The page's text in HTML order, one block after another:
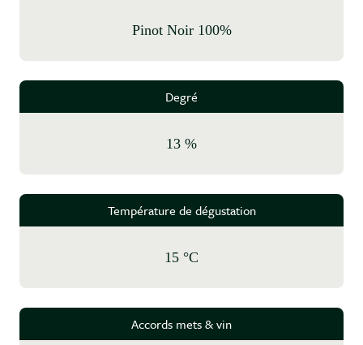
Pinot Noir 100%
Degré
13 %
Température de dégustation
15 °C
Accords mets & vin